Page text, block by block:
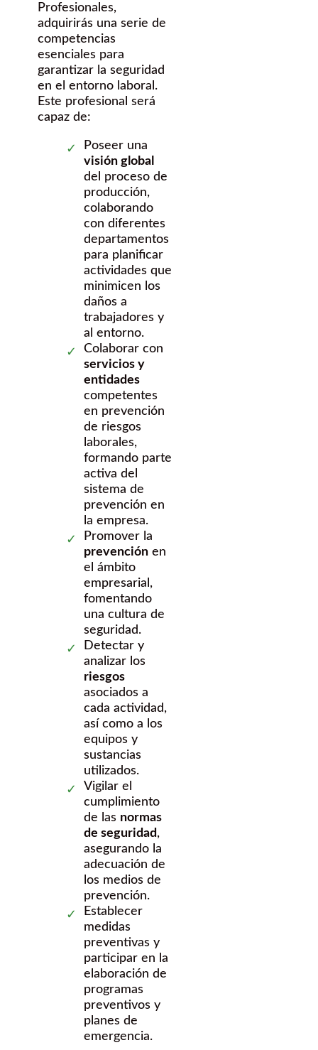
Profesionales,
adquirirás una serie de
competencias
esenciales para
garantizar la seguridad
en el entorno laboral.
Este profesional será
capaz de:
Poseer una
visión global
del proceso de
producción,
colaborando
con diferentes
departamentos
para planificar
actividades que
minimicen los
daños a
trabajadores y
al entorno.
Colaborar con
servicios y
entidades
competentes
en prevención
de riesgos
laborales,
formando parte
activa del
sistema de
prevención en
la empresa.
Promover la
prevención en
el ámbito
empresarial,
fomentando
una cultura de
seguridad.
Detectar y
analizar los
riesgos
asociados a
cada actividad,
así como a los
equipos y
sustancias
utilizados.
Vigilar el
cumplimiento
de las normas
de seguridad,
asegurando la
adecuación de
los medios de
prevención.
Establecer
medidas
preventivas y
participar en la
elaboración de
programas
preventivos y
planes de
emergencia.